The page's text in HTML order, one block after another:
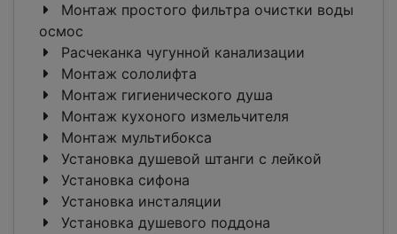
Монтаж простого фильтра очистки воды
осмос
Расчеканка чугунной канализации
Монтаж сололифта
Монтаж гигиенического душа
Монтаж кухоного измельчителя
Монтаж мультибокса
Установка душевой штанги с лейкой
Установка сифона
Установка инсталяции
Установка душевого поддона